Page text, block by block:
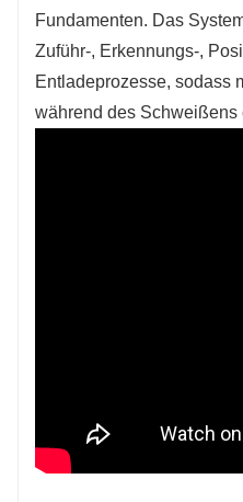
Fundamenten. Das
Zuführ-, Erkennungs-,
Entladeprozesse, sodass
während des Schweißens